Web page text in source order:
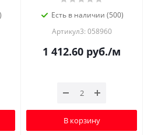
Есть в наличии (500)
Артикул3: 058960
1 412.60 руб./м
В корзину